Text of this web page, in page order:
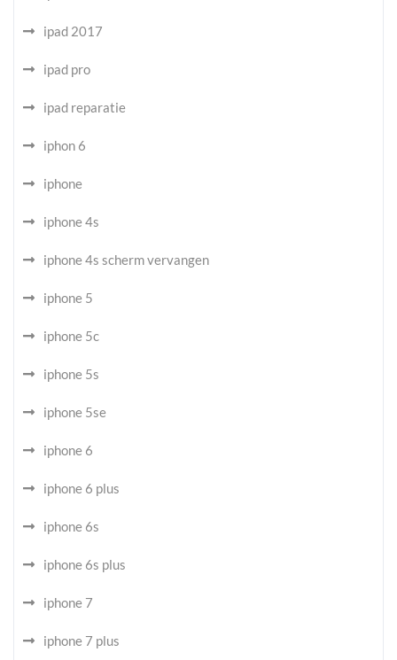
ipad 2017
ipad pro
ipad reparatie
iphon 6
iphone
iphone 4s
iphone 4s scherm vervangen
iphone 5
iphone 5c
iphone 5s
iphone 5se
iphone 6
iphone 6 plus
iphone 6s
iphone 6s plus
iphone 7
iphone 7 plus